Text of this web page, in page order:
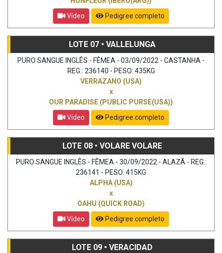
Vídeo
Pedigree completo
LOTE 07 • VALLELUNGA
PURO SANGUE INGLÊS - FÊMEA - 03/09/2022 - CASTANHA -
REG.: 236140 - PESO: 435KG
VERRAZANO (USA)
x
OUR PARADISE (PUBLIC PURSE(USA))
Vídeo
Pedigree completo
LOTE 08 • VOLARE VOLARE
PURO SANGUE INGLÊS - FÊMEA - 30/09/2022 - ALAZÃ - REG.:
236141 - PESO: 415KG
ALPHA (USA)
x
OAHU (QUICK ROAD)
Vídeo
Pedigree completo
LOTE 09 • VERACIDAD